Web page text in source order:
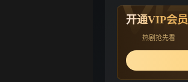
开通VIP会员
热剧抢先看